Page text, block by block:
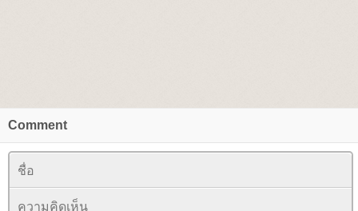
Comment